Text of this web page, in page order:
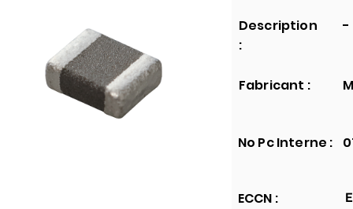
Description
:
-
Fabricant :
No Pc Interne :
ECCN :